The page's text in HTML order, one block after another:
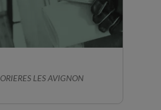
LES AVIGNON